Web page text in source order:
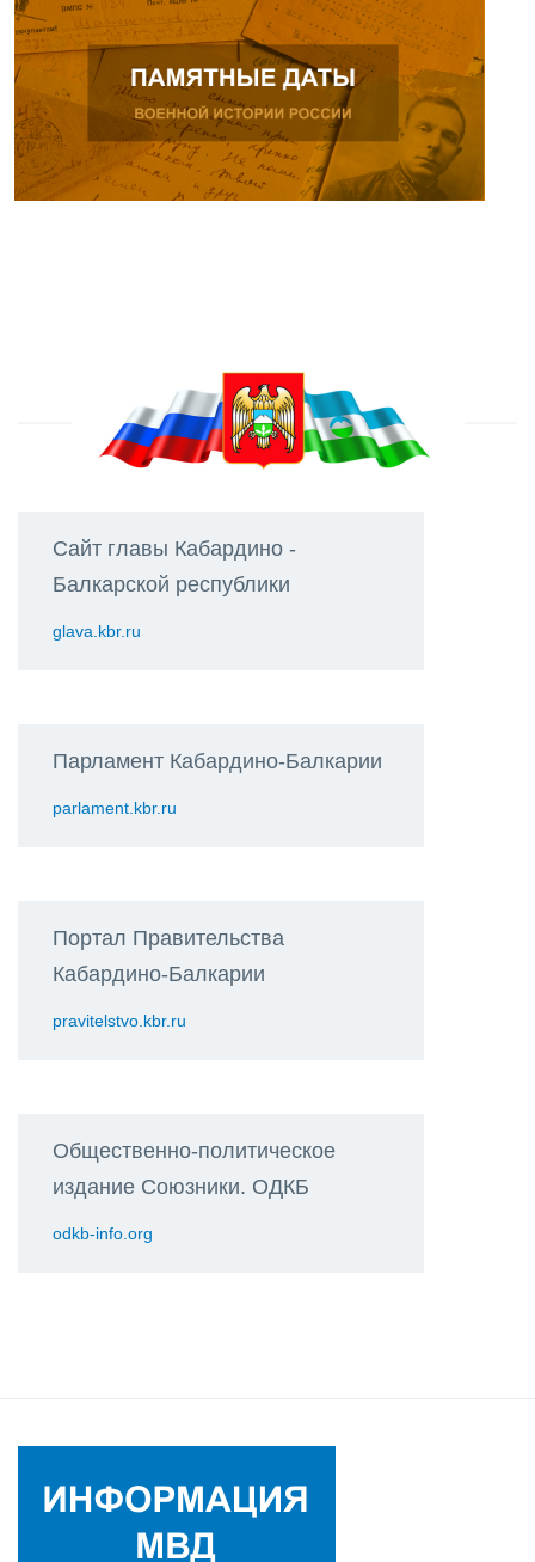
Сайт главы Кабардино -
Балкарской республики
glava.kbr.ru
Парламент Кабардино-Балкарии
parlament.kbr.ru
Портал Правительства
Кабардино-Балкарии
pravitelstvo.kbr.ru
Общественно-политическое
издание Союзники. ОДКБ
odkb-info.org